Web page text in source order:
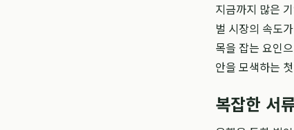
지금까지 많은
벌 시장의 속도
목을 잡는 요인
안을 모색하는
복잡한 서